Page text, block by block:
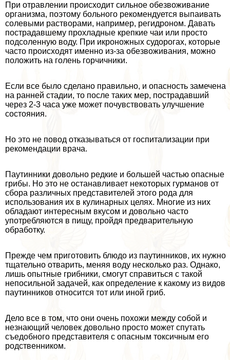
При отравлении происходит сильное обезвоживание
организма, поэтому больного рекомендуется выпаивать
солевыми растворами, например, регидроном. Давать
пострадавшему прохладные крепкие чаи или просто
подсоленную воду. При икроножных судорогах, которые
часто происходят именно из-за обезвоживания, можно
положить на голень горчичники.
Если все было сделано правильно, и опасность замечена
на ранней стадии, то после таких мер, пострадавший
через 2-3 часа уже может почувствовать улучшение
состояния.
Но это не повод отказываться от госпитализации при
рекомендации врача.
Паутинники довольно редкие и большей частью опасные
грибы. Но это не останавливает некоторых гурманов от
сбора различных представителей этого рода для
использования их в кулинарных целях. Многие из них
обладают интересным вкусом и довольно часто
употрeбляются в пищу, пройдя предварительную
обработку.
Прежде чем приготовить блюдо из паутинников, их нужно
тщательно отварить, меняя воду несколько раз. Однако,
лишь опытные грибники, смогут справиться с такой
непосильной задачей, как определение к какому из видов
паутинников относится тот или иной гриб.
Дело все в том, что они очень похожи между собой и
незнающий человек довольно просто может спутать
съедобного представителя с опасным токсичным его
родственником.